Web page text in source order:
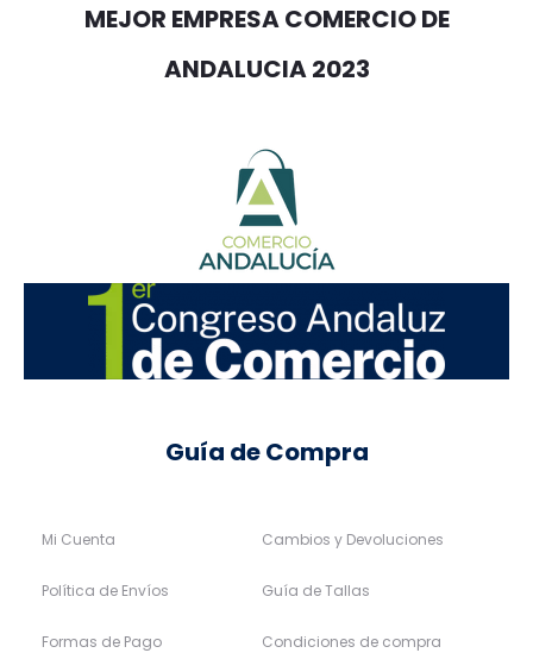
MEJOR EMPRESA COMERCIO DE
ANDALUCIA 2023
Guía de Compra
Mi Cuenta
Política de Envíos
Formas de Pago
Cambios y Devoluciones
Guía de Tallas
Condiciones de compra